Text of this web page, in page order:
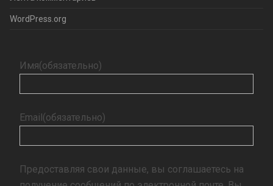
WordPress.org
Имя(обязательно)
Email (обязательно)
Предоставляя свои данные, вы соглашаетесь на